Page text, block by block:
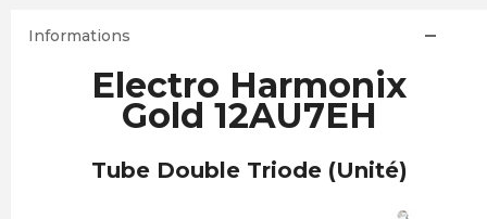
Informations
Electro Harmonix
Gold 12AU7EH
Tube Double Triode (Unité)